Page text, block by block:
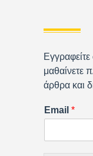
μαθαίνετε
άρθρα και
Email *